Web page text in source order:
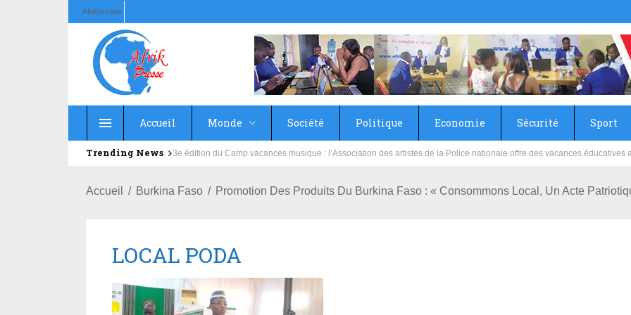
Afrikpresse
Accueil Monde Société Politique Economie Sécurité Sport
Trending News Education : la fédération de la Russie rénove les écoles primaire et collège du Camp Général Aboubacar Sangoulé
Accueil Burkina Faso Promotion Des Produits Du Burkina Faso : « Consommons Local, Un Acte
LOCAL PODA